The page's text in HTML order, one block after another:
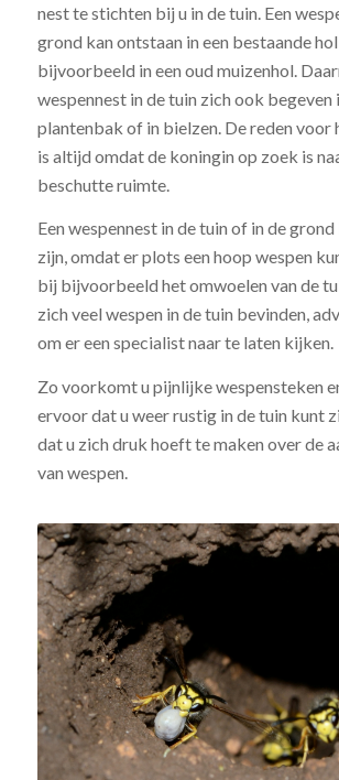
nest te stichten bij u in de tuin. Een
grond kan ontstaan in een bestaande
bijvoorbeeld in een oud muizenhol.
wespennest in de tuin zich ook begeven
plantenbak of in bielzen. De reden voor
is altijd omdat de koningin op zoek is
beschutte ruimte.
Een wespennest in de tuin of in de
zijn, omdat er plots een hoop wespen
bij bijvoorbeeld het omwoelen van de
zich veel wespen in de tuin bevinden,
om er een specialist naar te laten kijken.
Zo voorkomt u pijnlijke wespensteken
ervoor dat u weer rustig in de tuin kunt
dat u zich druk hoeft te maken over de
van wespen.